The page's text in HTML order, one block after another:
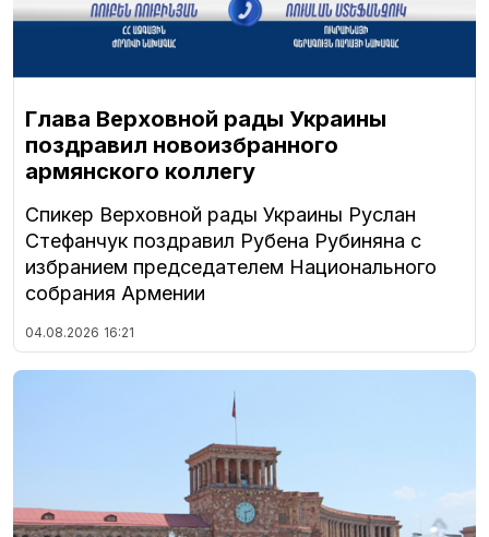
Глава Верховной рады Украины
поздравил новоизбранного
армянского коллегу
Спикер Верховной рады Украины Руслан
Стефанчук поздравил Рубена Рубиняна с
избранием председателем Национального
собрания Армении
04.08.2026 16:21